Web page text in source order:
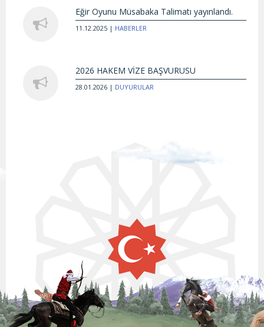
Eğir Oyunu Müsabaka Talimatı yayınlandı.
11.12.2025 | HABERLER
2026 HAKEM VİZE BAŞVURUSU
28.01.2026 | DUYURULAR